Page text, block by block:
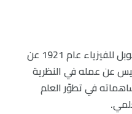
حصل ألبرت أينشتاين على جائزة نوبل للفيزياء عام 1921 عن
عن عمله في النظرية
في تطوّر العلم